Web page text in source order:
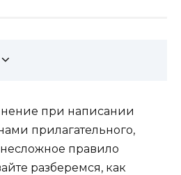
при написании
прилагательного,
правило
разберемся, как